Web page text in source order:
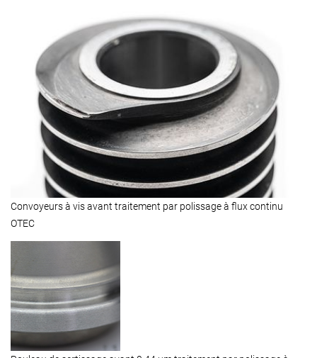
Convoyeurs à vis avant traitement par polissage à flux continu
OTEC